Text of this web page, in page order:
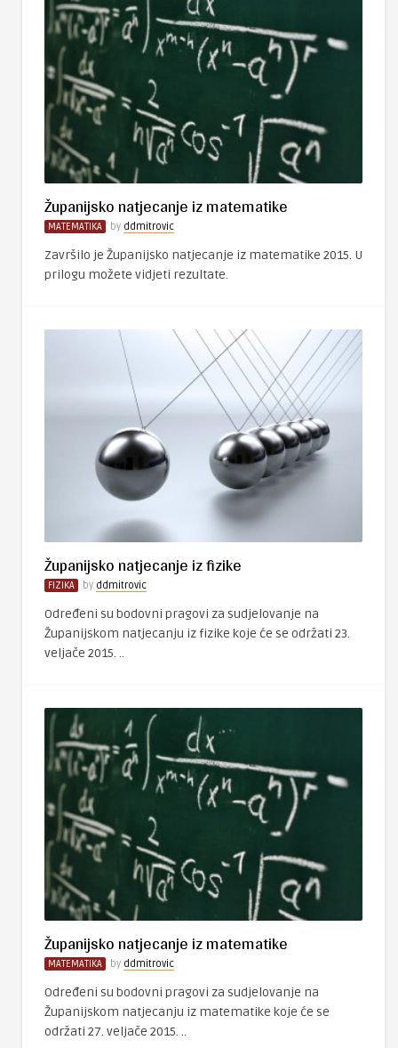
Županijsko natjecanje iz matematike
MATEMATIKA by ddmitrovic
Završilo je Županijsko natjecanje iz matematike 2015. U
prilogu možete vidjeti rezultate.
Županijsko natjecanje iz fizike
FIZIKA by ddmitrovic
Određeni su bodovni pragovi za sudjelovanje na
Županijskom natjecanju iz fizike koje će se održati 23.
veljače 2015. ..
Županijsko natjecanje iz matematike
MATEMATIKA by ddmitrovic
Određeni su bodovni pragovi za sudjelovanje na
Županijskom natjecanju iz matematike koje će se
održati 27. veljače 2015. ..